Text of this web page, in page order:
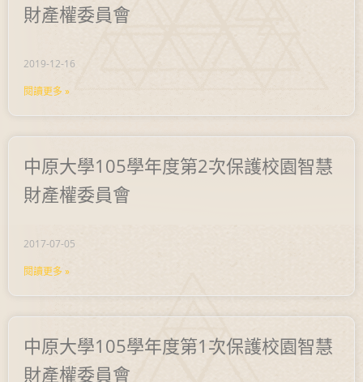
財產權委員會
2019-12-16
閱讀更多 »
中原大學105學年度第2次保護校園智慧
財產權委員會
2017-07-05
閱讀更多 »
中原大學105學年度第1次保護校園智慧
財產權委員會